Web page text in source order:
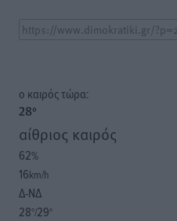
o καιρός τώρα:
28°
αίθριος καιρός
62%
16km/h
Δ-ΝΔ
28°/29°